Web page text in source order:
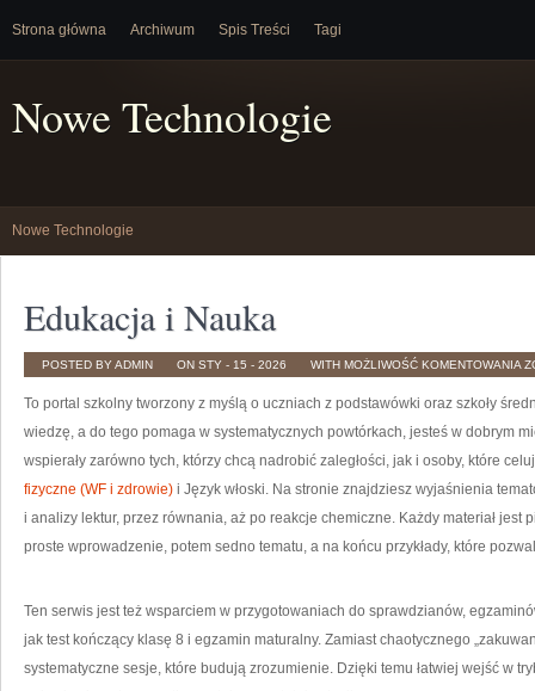
Strona główna Archiwum Spis Treści Tagi
Nowe Technologie
Nowe Technologie
Edukacja i Nauka
POSTED BY ADMIN ON STY - 15 - 2026 WITH MOŻLIWOŚĆ KOMENTOWANIA
I
To portal szkolny tworzony z myślą o uczniach z podstawówki oraz szkoły
wiedzę, a do tego pomaga w systematycznych powtórkach, jesteś w dobrym
wspierały zarówno tych, którzy chcą nadrobić zaległości, jak i osoby, które
fizyczne (WF i zdrowie) i Język włoski. Na stronie znajdziesz wyjaśnienia
i analizy lektur, przez równania, aż po reakcje chemiczne. Każdy materiał jest
proste wprowadzenie, potem sedno tematu, a na końcu przykłady, które
Ten serwis jest też wsparciem w przygotowaniach do sprawdzianów,
jak test kończący klasę 8 i egzamin maturalny. Zamiast chaotycznego
systematyczne sesje, które budują zrozumienie. Dzięki temu łatwiej wejść w